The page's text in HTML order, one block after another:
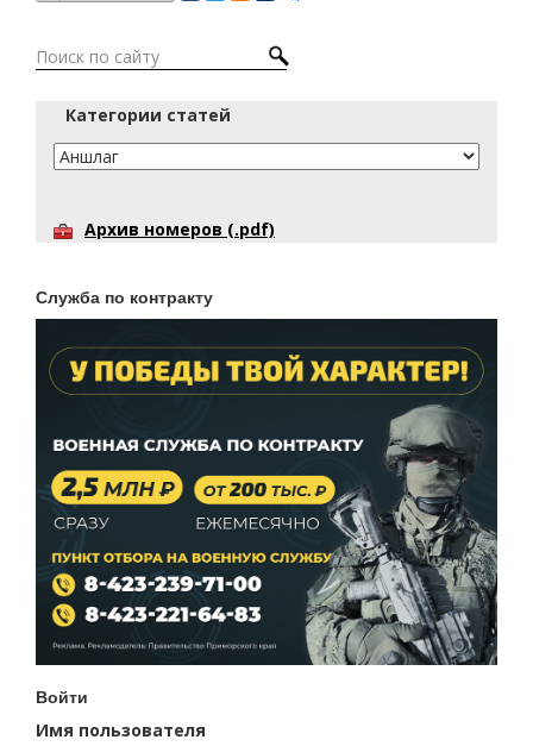
Категории статей
Архив номеров (.pdf)
Служба по контракту
Войти
Имя пользователя